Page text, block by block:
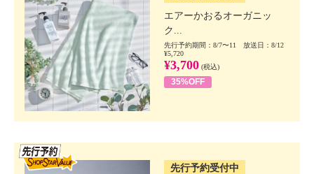
エアーかおるオーガニッ
ク...
先行予約期間：8/7〜11 放送日：8/12
¥5,720
¥3,700 (税込)
35%OFF
先行予約受付中